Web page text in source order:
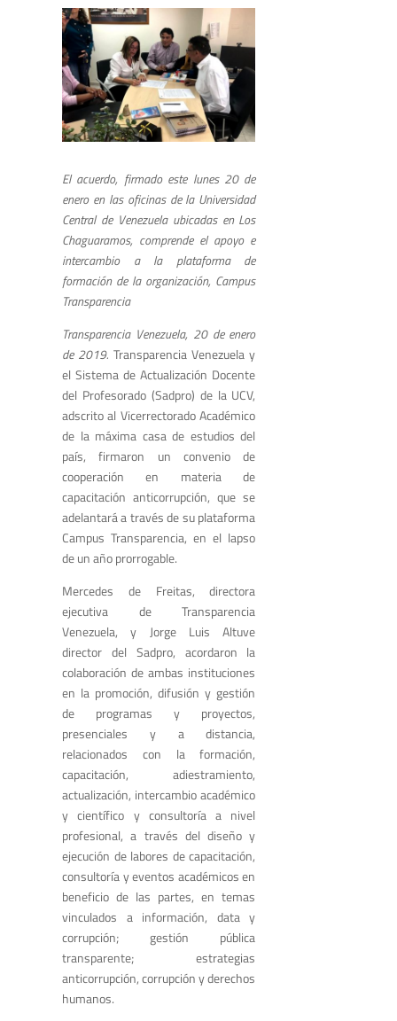
El acuerdo, firmado este lunes 20 de
enero en las oficinas de la Universidad
Central de Venezuela ubicadas en Los
Chaguaramos, comprende el apoyo e
intercambio a la plataforma de
formación de la organización, Campus
Transparencia
Transparencia Venezuela, 20 de enero
de 2019. Transparencia Venezuela y
el Sistema de Actualización Docente
del Profesorado (Sadpro) de la UCV,
adscrito al Vicerrectorado Académico
de la máxima casa de estudios del
país, firmaron un convenio de
cooperación en materia de
capacitación anticorrupción, que se
adelantará a través de su plataforma
Campus Transparencia, en el lapso
de un año prorrogable.
Mercedes de Freitas, directora
ejecutiva de Transparencia
Venezuela, y Jorge Luis Altuve
director del Sadpro, acordaron la
colaboración de ambas instituciones
en la promoción, difusión y gestión
de programas y proyectos,
presenciales y a distancia,
relacionados con la formación,
capacitación, adiestramiento,
actualización, intercambio académico
y científico y consultoría a nivel
profesional, a través del diseño y
ejecución de labores de capacitación,
consultoría y eventos académicos en
beneficio de las partes, en temas
vinculados a información, data y
corrupción; gestión pública
transparente; estrategias
anticorrupción, corrupción y derechos
humanos.